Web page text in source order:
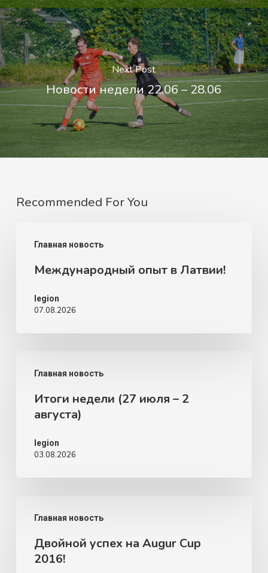
Next Post
Новости недели 22.06 – 28.06
Recommended For You
Главная новость
опыт
Международный опыт в Латвии!
legion
07.08.2026
Главная новость
недели
июля
августа)
Итоги недели (27 июля – 2
августа)
legion
03.08.2026
Главная новость
успех
Augur
Двойной успех на Augur Cup
2016!